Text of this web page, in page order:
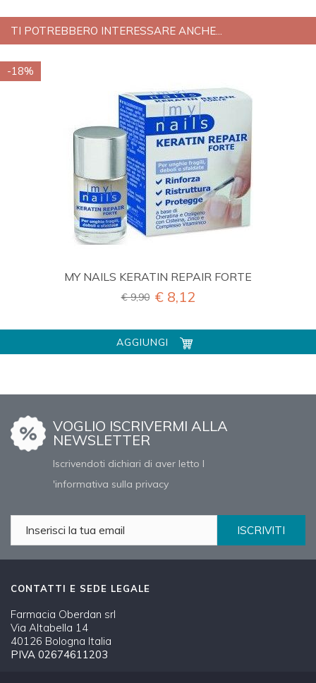
TI POTREBBERO INTERESSARE ANCHE...
MY NAILS KERATIN REPAIR FORTE
€ 9,90 € 8,12
-18%
AGGIUNGI
VOGLIO ISCRIVERMI ALLA
NEWSLETTER
Iscrivendoti dichiari di aver letto l
'informativa sulla privacy
ISCRIVITI
CONTATTI E SEDE LEGALE
Farmacia Oberdan srl
Via Altabella 14
40126 Bologna Italia
PIVA 02674611203